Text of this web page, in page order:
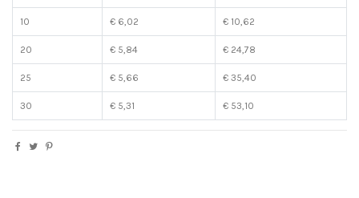
10 € 6,02 € 10,62
20 € 5,84 € 24,78
25 € 5,66 € 35,40
30 € 5,31 € 53,10